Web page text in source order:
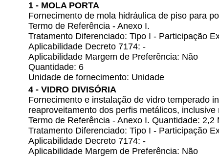
1 - MOLA PORTA
Fornecimento de mola hidráulica de piso para
Termo de Referência - Anexo I.
Tratamento Diferenciado: Tipo I - Participação
Aplicabilidade Decreto 7174: -
Aplicabilidade Margem de Preferência: Não
Quantidade: 6
Unidade de fornecimento: Unidade
4 - VIDRO DIVISÓRIA
Fornecimento e instalação de vidro temperado
reaproveitamento dos perfis metálicos,
Termo de Referência - Anexo I. Quantidade: 2,2
Tratamento Diferenciado: Tipo I - Participação
Aplicabilidade Decreto 7174: -
Aplicabilidade Margem de Preferência: Não